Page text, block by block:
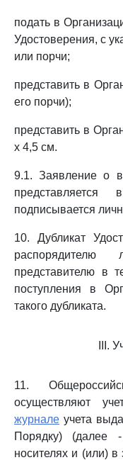
подать в
Удостоверения, с
или порчи;
представить в
его порчи);
представить в
x 4,5 см.
9.1. Заявление о
подписывается
10. Дубликат
распорядителю
представителю в
поступления в
такого дубликата.
III.
11.
осуществляют
журнале учета
Порядку) (далее
носителях и (или) в